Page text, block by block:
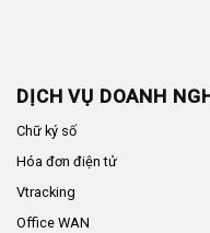
DỊCH VỤ DOANH
Chữ ký số
Hóa đơn điện tử
Vtracking
Office WAN